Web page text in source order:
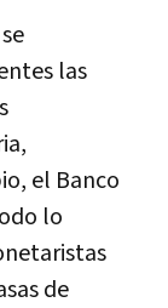
las
el Banco
lo
de